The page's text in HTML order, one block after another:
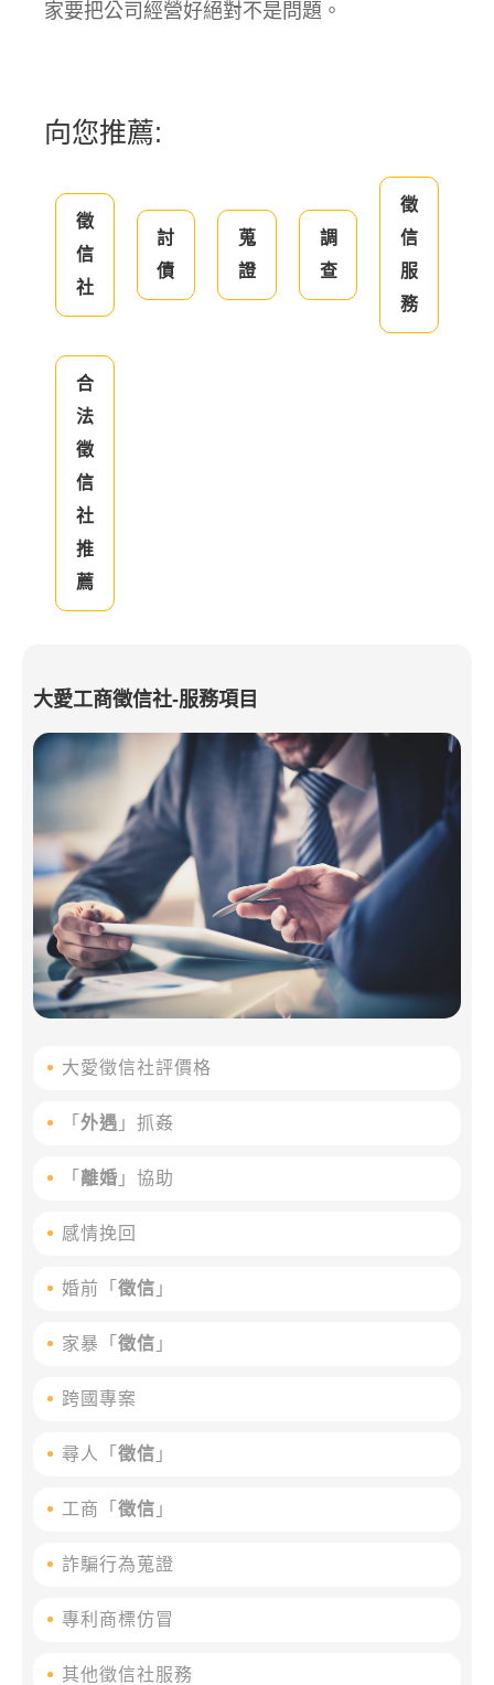
家要把公司經營好絕對不是問題。
向您推薦:
徵
信
社
討
債
蒐
證
調
查
徵
信
服
務
合
法
徵
信
社
推
薦
大愛工商徵信社-服務項目
大愛徵信社評價格
「 外遇 」抓姦
「 離婚 」協助
感情挽回
婚前「 徵信 」
家暴「 徵信 」
跨國專案
尋人「 徵信 」
工商「 徵信 」
詐騙行為蒐證
專利商標仿冒
其他徵信社服務